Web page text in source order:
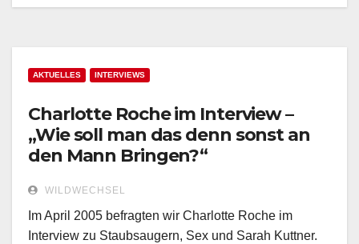
AKTUELLES INTERVIEWS
Charlotte Roche im Interview –
„Wie soll man das denn sonst an
den Mann Bringen?“
WILDWECHSEL
Im April 2005 befragten wir Charlotte Roche im
Interview zu Staubsaugern, Sex und Sarah Kuttner.